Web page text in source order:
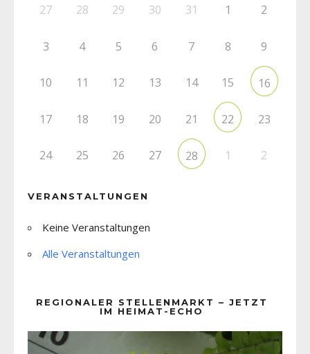
27 28 29 30 31 1 2
3 4 5 6 7 8 9
10 11 12 13 14 15 16
17 18 19 20 21 22 23
24 25 26 27 28 1 2
VERANSTALTUNGEN
Keine Veranstaltungen
Alle Veranstaltungen
REGIONALER STELLENMARKT – JETZT
IM HEIMAT-ECHO